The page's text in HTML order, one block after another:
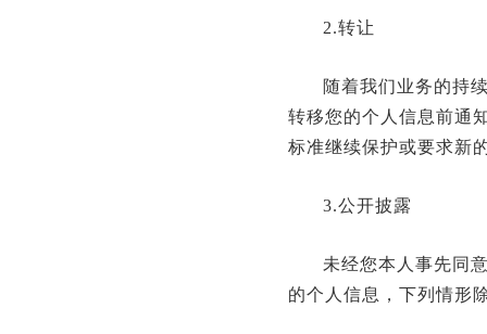
2.转让
随着我们业务的持
转移您的个人信息前通
标准继续保护或要求新
3.公开披露
未经您本人事先同
的个人信息，下列情形